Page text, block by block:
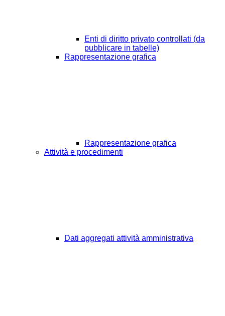
Enti di diritto privato controllati (da
pubblicare in tabelle)
Rappresentazione grafica
Rappresentazione grafica
Attività e procedimenti
Dati aggregati attività amministrativa